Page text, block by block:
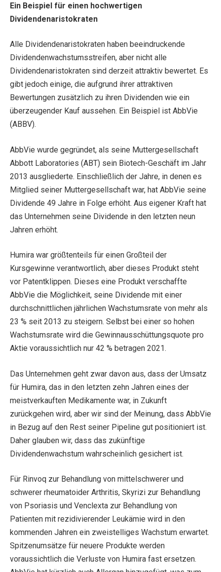
Ein Beispiel für einen hochwertigen
Dividendenaristokraten
Alle Dividendenaristokraten haben beeindruckende
Dividendenwachstumsstreifen, aber nicht alle
Dividendenaristokraten sind derzeit attraktiv bewertet. Es
gibt jedoch einige, die aufgrund ihrer attraktiven
Bewertungen zusätzlich zu ihren Dividenden wie ein
überzeugender Kauf aussehen. Ein Beispiel ist AbbVie
(ABBV).
AbbVie wurde gegründet, als seine Muttergesellschaft
Abbott Laboratories (ABT) sein Biotech-Geschäft im Jahr
2013 ausgliederte. Einschließlich der Jahre, in denen es
Mitglied seiner Muttergesellschaft war, hat AbbVie seine
Dividende 49 Jahre in Folge erhöht. Aus eigener Kraft hat
das Unternehmen seine Dividende in den letzten neun
Jahren erhöht.
Humira war größtenteils für einen Großteil der
Kursgewinne verantwortlich, aber dieses Produkt steht
vor Patentklippen. Dieses eine Produkt verschaffte
AbbVie die Möglichkeit, seine Dividende mit einer
durchschnittlichen jährlichen Wachstumsrate von mehr als
23 % seit 2013 zu steigern. Selbst bei einer so hohen
Wachstumsrate wird die Gewinnausschüttungsquote pro
Aktie voraussichtlich nur 42 % betragen 2021.
Das Unternehmen geht zwar davon aus, dass der Umsatz
für Humira, das in den letzten zehn Jahren eines der
meistverkauften Medikamente war, in Zukunft
zurückgehen wird, aber wir sind der Meinung, dass AbbVie
in Bezug auf den Rest seiner Pipeline gut positioniert ist.
Daher glauben wir, dass das zukünftige
Dividendenwachstum wahrscheinlich gesichert ist.
Für Rinvoq zur Behandlung von mittelschwerer und
schwerer rheumatoider Arthritis, Skyrizi zur Behandlung
von Psoriasis und Venclexta zur Behandlung von
Patienten mit rezidivierender Leukämie wird in den
kommenden Jahren ein zweistelliges Wachstum erwartet.
Spitzenumsätze für neuere Produkte werden
voraussichtlich die Verluste von Humira fast ersetzen.